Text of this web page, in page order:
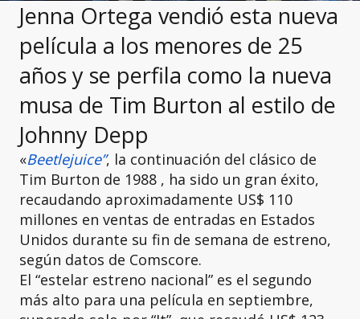
Jenna Ortega vendió esta nueva
película a los menores de 25
años y se perfila como la nueva
musa de Tim Burton al estilo de
Johnny Depp
«Beetlejuice”, la continuación del clásico de
Tim Burton de 1988 , ha sido un gran éxito,
recaudando aproximadamente US$ 110
millones en ventas de entradas en Estados
Unidos durante su fin de semana de estreno,
según datos de Comscore.
El “estelar estreno nacional” es el segundo
más alto para una película en septiembre,